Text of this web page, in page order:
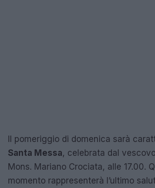
Il pomeriggio di domenica sarà
Santa Messa, celebrata dal
Mons. Mariano Crociata, alle 17.00.
momento rappresenterà l’ultimo